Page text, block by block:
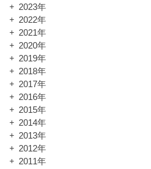
2023年
2022年
2021年
2020年
2019年
2018年
2017年
2016年
2015年
2014年
2013年
2012年
2011年